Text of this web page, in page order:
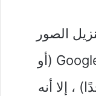
الصور
الفردية من مُحرر مستندات Google (أو
، إلا أنه